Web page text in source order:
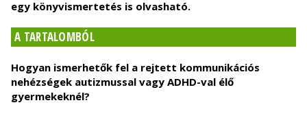
egy könyvismertetés is olvasható.
A TARTALOMBÓL
Hogyan ismerhetők fel a rejtett kommunikációs
nehézségek autizmussal vagy ADHD-val élő
gyermekeknél?